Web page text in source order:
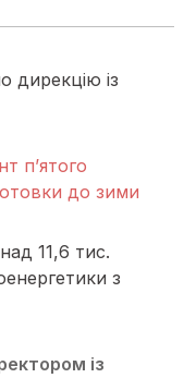
дирекцію із
п’ятого
до зими
11,6 тис.
з
із